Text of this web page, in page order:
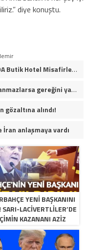
diye konuştu.
Kazdağları’nın Gözdesi Antik Manastır İDA Butik Hotel Misafirlerinden Tam Not Alıyor
Trump’tan İran açıklaması: “Uygun davranmazlarsa gereğini yaparım”
gözaltına alındı!
anlaşmaya vardı
YENI BAŞKANINI
SARI-LACIVERTLILER’DE
KAZANANI AZIZ
YILDIRIM OLDU